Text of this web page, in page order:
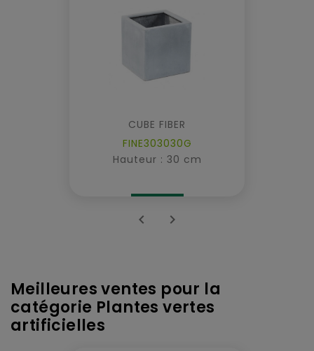
CUBE FIBER
FINE303030G
Hauteur : 30 cm
 
Meilleures ventes pour la
catégorie Plantes vertes
artificielles